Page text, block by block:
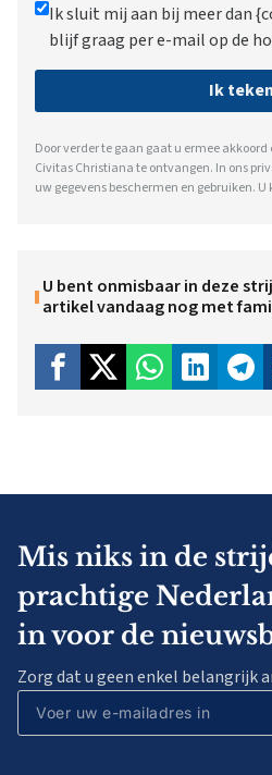
Ik sluit mij aan bij meer dan
blijf graag per e-mail op de
Ik
Door verder te gaan gaat u ermee
Civitas Christiana te ontvangen. In ons
uw gegevens beschermen en gebruiken.
U bent onmisbaar in deze
artikel vandaag nog met
Mis niks in de
prachtige
in voor de
Zorg dat u geen enkel belangrijk